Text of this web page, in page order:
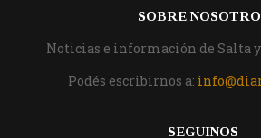
SOBRE
Noticias e información de Salta
Podés escribirnos a:
SEGUINOS